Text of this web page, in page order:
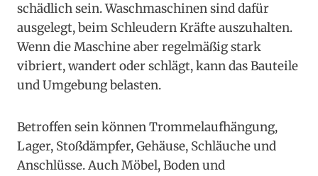
schädlich sein. Waschmaschinen sind dafür
ausgelegt, beim Schleudern Kräfte auszuhalten.
Wenn die Maschine aber regelmäßig stark
vibriert, wandert oder schlägt, kann das Bauteile
und Umgebung belasten.
Betroffen sein können Trommelaufhängung,
Lager, Stoßdämpfer, Gehäuse, Schläuche und
Anschlüsse. Auch Möbel, Boden und